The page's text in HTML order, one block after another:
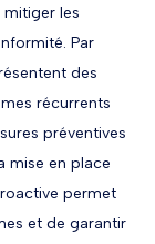
les
Par
des
récurrents
préventives
mise en place
permet
et de garantir